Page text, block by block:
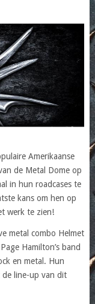
Amerikaanse
de Metal Dome op
in hun roadcases te
kans om hen op
werk te zien!
metal combo Helmet
Hamilton’s band
en metal. Hun
de line-up van dit